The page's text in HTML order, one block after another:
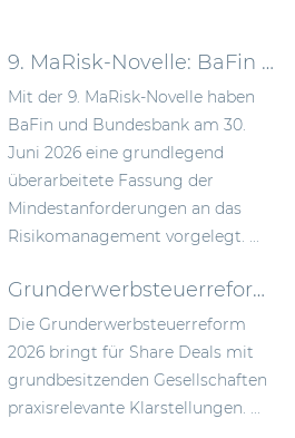
9. MaRisk-Novelle: BaFin schafft mehr Proportionalität im Risikomanagement
Mit der 9. MaRisk-Novelle haben
BaFin und Bundesbank am 30.
Juni 2026 eine grundlegend
überarbeitete Fassung der
Mindestanforderungen an das
Risikomanagement vorgelegt. ...
Grunderwerbsteuerreform 2026: Bundesrat billigt Neuregelung der Signing-Closing-Problematik
Die Grunderwerbsteuerreform
2026 bringt für Share Deals mit
grundbesitzenden Gesellschaften
praxisrelevante Klarstellungen. ...